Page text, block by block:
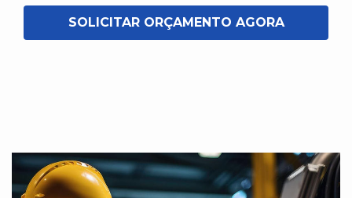
SOLICITAR ORÇAMENTO AGORA